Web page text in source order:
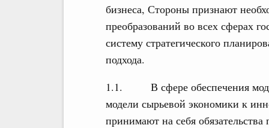
бизнеса, Стороны признают
преобразований во всех сферах
систему стратегического
подхода.
1.1. В сфере обеспечения
модели сырьевой экономики к
принимают на себя